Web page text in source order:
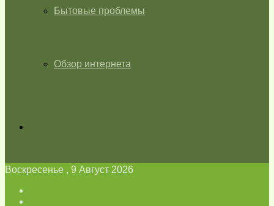
Бытовые проблемы
Обзор интернета
Воскресенье , 9 Август 2026